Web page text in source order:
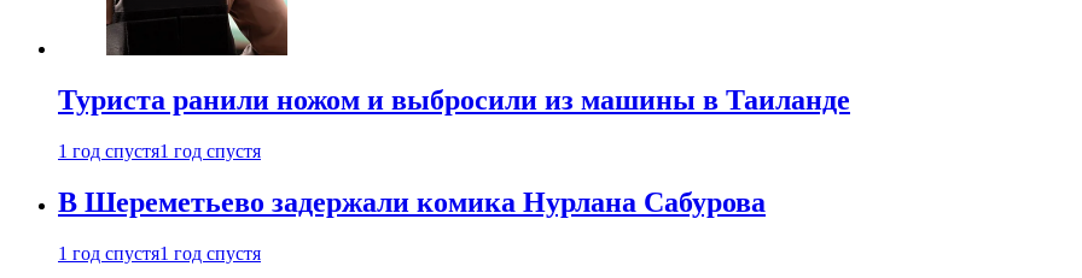
Туриста ранили ножом и выбросили из машины в Таиланде
1 год спустя1 год спустя
В Шереметьево задержали комика Нурлана Сабурова
1 год спустя1 год спустя